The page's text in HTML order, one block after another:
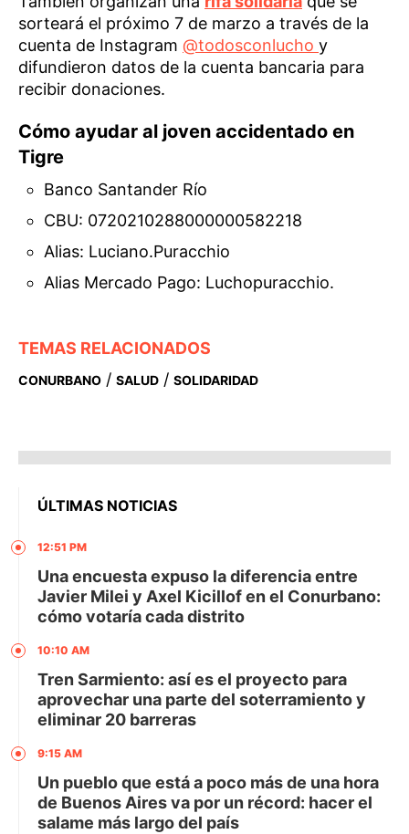
sorteará el próximo 7 de marzo a través de la
cuenta de Instagram @todosconlucho y
difundieron datos de la cuenta bancaria para
recibir donaciones.
Cómo ayudar al joven accidentado en
Tigre
Banco Santander Río
CBU: 0720210288000000582218
Alias: Luciano.Puracchio
Alias Mercado Pago: Luchopuracchio.
TEMAS RELACIONADOS
CONURBANO / SALUD / SOLIDARIDAD
ÚLTIMAS NOTICIAS
12:51 PM
Una encuesta expuso la diferencia entre
Javier Milei y Axel Kicillof en el Conurbano:
cómo votaría cada distrito
10:10 AM
Tren Sarmiento: así es el proyecto para
aprovechar una parte del soterramiento y
eliminar 20 barreras
9:15 AM
Un pueblo que está a poco más de una hora
de Buenos Aires va por un récord: hacer el
salame más largo del país